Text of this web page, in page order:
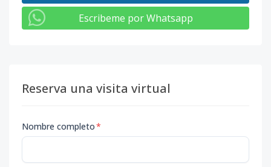
Escribeme por Whatsapp
Reserva una visita virtual
Nombre completo*